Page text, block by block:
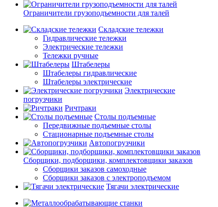
Ограничители грузоподъемности для талей
Складские тележки
Гидравлические тележки
Электрические тележки
Тележки ручные
Штабелеры
Штабелеры гидравлические
Штабелеры электрические
Электрические
погрузчики
Ричтраки
Столы подъемные
Передвижные подъемные столы
Стационарные подъемные столы
Автопогрузчики
Сборщики, подборщики, комплектовщики заказов
Сборщики заказов самоходные
Сборщики заказов с электроподъемом
Тягачи электрические